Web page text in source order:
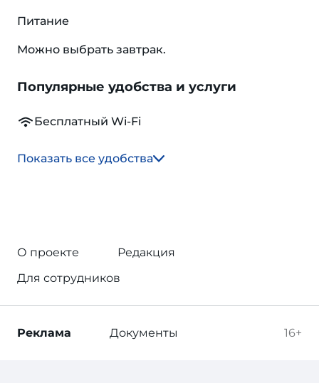
Питание
Можно выбрать завтрак.
Популярные удобства и услуги
Бесплатный Wi-Fi
Показать все удобства
О проекте
Редакция
Для сотрудников
16+
Реклама Документы